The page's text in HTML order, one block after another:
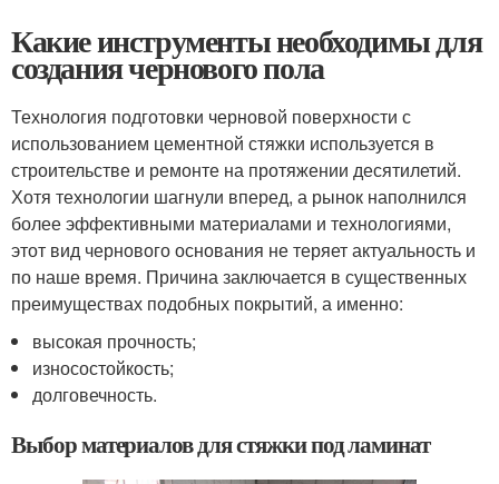
Какие инструменты необходимы для
создания чернового пола
Технология подготовки черновой поверхности с
использованием цементной стяжки используется в
строительстве и ремонте на протяжении десятилетий.
Хотя технологии шагнули вперед, а рынок наполнился
более эффективными материалами и технологиями,
этот вид чернового основания не теряет актуальность и
по наше время. Причина заключается в существенных
преимуществах подобных покрытий, а именно:
высокая прочность;
износостойкость;
долговечность.
Выбор материалов для стяжки под ламинат